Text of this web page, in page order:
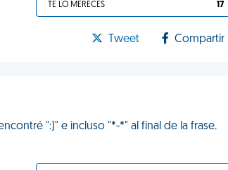
TE LO MERECES 17
Tweet Compartir
":)" e incluso "*-*" al final de la frase.